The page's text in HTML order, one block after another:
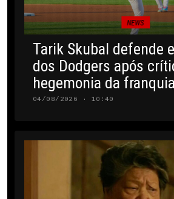
NEWS
Tarik Skubal defende
dos Dodgers após
hegemonia da franquia
04/08/2026 · 10:40